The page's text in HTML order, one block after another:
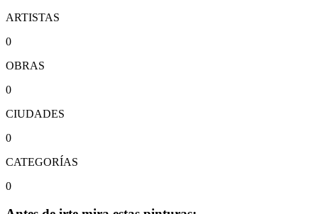
ARTISTAS
0
OBRAS
0
CIUDADES
0
CATEGORÍAS
0